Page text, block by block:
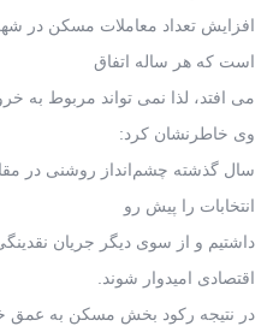
افزایش تعداد معاملات مسکن در
است که هر ساله اتفاق
می افتد، لذا نمی تواند مربوط به
وی خاطرنشان کرد:
سال گذشته چشم‌انداز روشنی در
انتخابات را پیش رو
داشتیم و از سوی دیگر جریان
اقتصادی امیدوار شوند.
در نتیجه رکود بخش مسکن به عمق